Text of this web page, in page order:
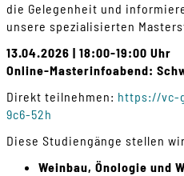
die Gelegenheit und
unsere spezialisierten
13.04.2026 | 18:00-19:00 Uhr
Online-Masterinfoabend:
Direkt teilnehmen: https://vc-
9c6-52h
Diese Studiengänge stellen
Weinbau, Önologie und